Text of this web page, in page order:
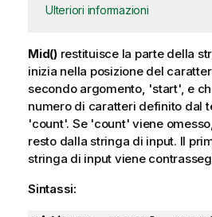
Ulteriori informazioni
Mid()restituisce la parte della
inizia nella posizione del
secondo argomento, 'start', e
numero di caratteri definito dal
'count'. Se 'count' viene
resto dalla stringa di input. Il
stringa di input viene
Sintassi: